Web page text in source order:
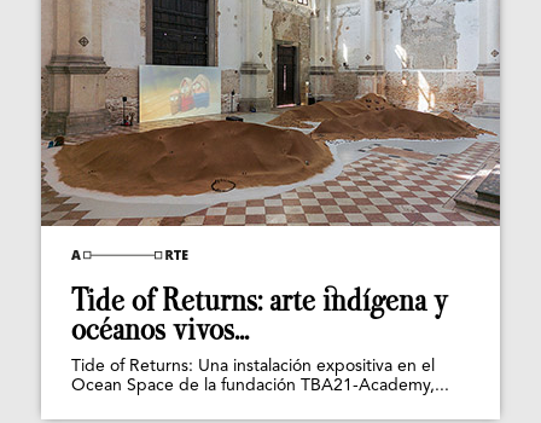
Tide of Returns: arte indígena y
océanos vivos...
Tide of Returns: Una instalación expositiva en el
Ocean Space de la fundación TBA21-Academy,...